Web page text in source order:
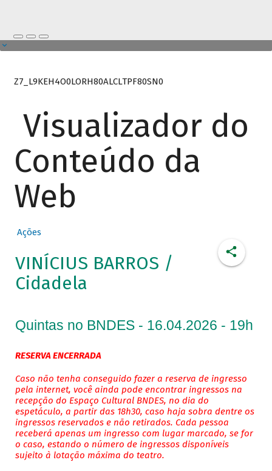
Z7_L9KEH4O0LORH80ALCLTPF80SN0
Visualizador do
Conteúdo da
Web
Ações
VINÍCIUS BARROS /
Cidadela
Quintas no BNDES - 16.04.2026 - 19h
RESERVA ENCERRADA
Caso não tenha conseguido fazer a reserva de ingresso
pela internet, você ainda pode encontrar ingressos na
recepção do Espaço Cultural BNDES, no dia do
espetáculo, a partir das 18h30, caso haja sobra dentre os
ingressos reservados e não retirados. Cada pessoa
receberá apenas um ingresso com lugar marcado, se for
o caso, estando o número de ingressos disponíveis
sujeito à lotação máxima do teatro.